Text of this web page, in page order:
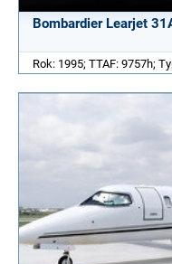
Bombardier Learjet
Rok: 1995; TTAF: 9757h;